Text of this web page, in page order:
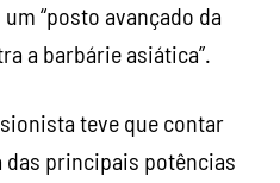
“posto avançado da
a barbárie asiática”.
teve que contar
principais potências